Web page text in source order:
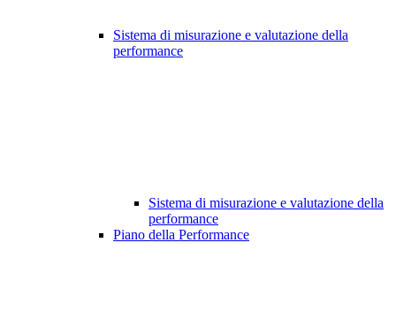
Sistema di misurazione e valutazione della
performance
Sistema di misurazione e valutazione della
performance
Piano della Performance